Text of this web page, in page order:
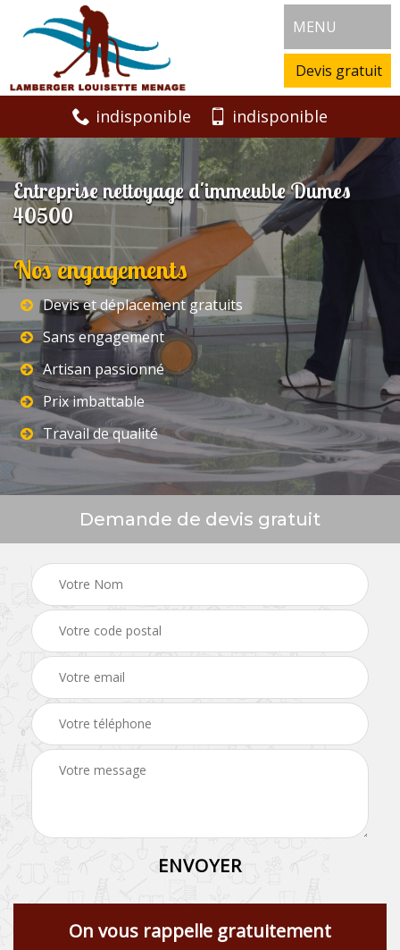
MENU
Devis gratuit
indisponible indisponible
Entreprise nettoyage d'immeuble Dumes
40500
Nos engagements
Devis et déplacement gratuits
Sans engagement
Artisan passionné
Prix imbattable
Travail de qualité
Demande de devis gratuit
On vous rappelle gratuitement